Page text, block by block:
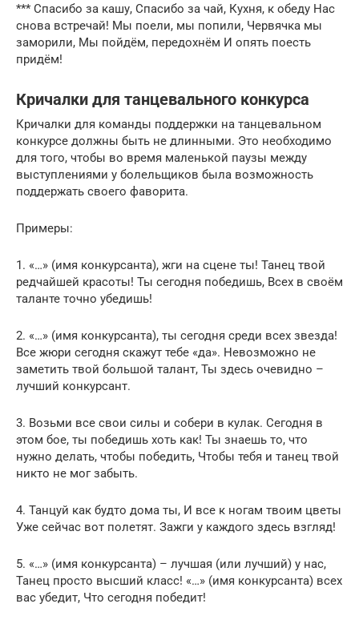
*** Спасибо за кашу, Спасибо за чай, Кухня, к обеду Нас
снова встречай! Мы поели, мы попили, Червячка мы
заморили, Мы пойдём, передохнём И опять поесть
придём!
Кричалки для танцевального конкурса
Кричалки для команды поддержки на танцевальном
конкурсе должны быть не длинными. Это необходимо
для того, чтобы во время маленькой паузы между
выступлениями у болельщиков была возможность
поддержать своего фаворита.
Примеры:
1. «…» (имя конкурсанта), жги на сцене ты! Танец твой
редчайшей красоты! Ты сегодня победишь, Всех в своём
таланте точно убедишь!
2. «…» (имя конкурсанта), ты сегодня среди всех звезда!
Все жюри сегодня скажут тебе «да». Невозможно не
заметить твой большой талант, Ты здесь очевидно –
лучший конкурсант.
3. Возьми все свои силы и собери в кулак. Сегодня в
этом бое, ты победишь хоть как! Ты знаешь то, что
нужно делать, чтобы победить, Чтобы тебя и танец твой
никто не мог забыть.
4. Танцуй как будто дома ты, И все к ногам твоим цветы
Уже сейчас вот полетят. Зажги у каждого здесь взгляд!
5. «…» (имя конкурсанта) – лучшая (или лучший) у нас,
Танец просто высший класс! «…» (имя конкурсанта) всех
вас убедит, Что сегодня победит!